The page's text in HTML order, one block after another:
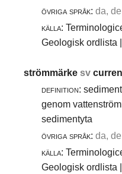
övriga språk: da,
källa:
Geologisk ordlista
strömmärkesv
definition:
genom
sedimentyta
övriga språk: da,
källa:
Geologisk ordlista